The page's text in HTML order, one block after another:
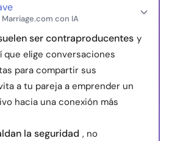
con IA
ser contraproducentes y
que elige conversaciones
para compartir sus
a tu pareja a emprender un
hacia una conexión más
la seguridad , no